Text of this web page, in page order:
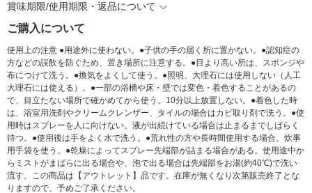
賞味期限/使用期限・返品について
ご購入について
使用上の注意 ●用途外に使わない。●子供の手の届く所に置かない。●認知症の
方などの誤飲を防ぐため、置き場所に注意する。●目より高い所は、スポンジや
布につけて洗う。●換気をよくして使う。●照明、大理石には使用しない（人工
大理石には使える）。●一部の浴槽や床・壁では変色・着色することがあるの
で、目立たない場所で確かめてから使う。10分以上放置しない。●着色した時
は、浴室用洗剤やクリームクレンザー、タイルの場合はカビ取り剤で洗う。●使
用時はスプレーを人に向けない。液が出続けている場合は止まるまでしばらく
待つ。●使用後は手をよく水で洗う。●荒れ性の方や長時間使用する場合、炊事
用手袋を使う。●乾燥によってスプレー先端部が詰まる場合がある。使用途中か
らミストがまばらに出る場合や、泡で出る場合は先端部をお湯(約40℃)で洗い
流す。この商品は【アウトレット】品です。在庫が無くなり次第販売終了とな
りますので、予めご了承ください。